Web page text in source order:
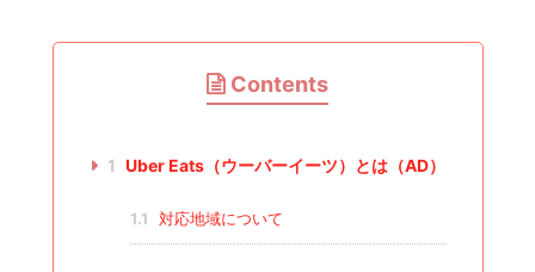
Contents
1 Uber Eats（ウーバーイーツ）とは（AD）
1.1 対応地域について